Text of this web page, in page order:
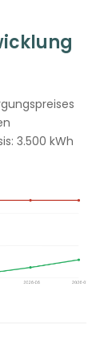
3.500 kWh